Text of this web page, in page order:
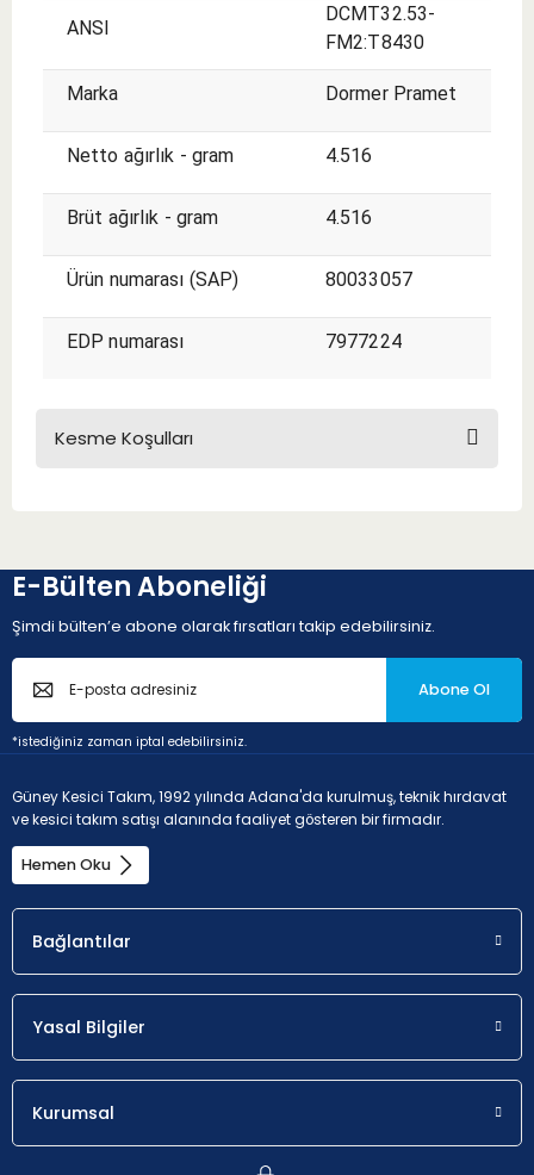
ANSI
DCMT32.53-
FM2:T8430
Marka Dormer Pramet
Netto ağırlık - gram 4.516
Brüt ağırlık - gram 4.516
Ürün numarası (SAP) 80033057
EDP numarası 7977224
Kesme Koşulları
P - Çelik ve dökme çelikler (Alaşım oranı < 10% ve
sertlik < 45HRC)
Uygunluk ap
İlk seçim.
M - Paslanmaz çelik (korozyona dayanıklı çelikler,
krom oranı > %11
Uygunluk a
1 - 2.8
E-Bülten Aboneliği
Şimdi bülten’e abone olarak fırsatları takip edebilirsiniz.
Abone Ol
*istediğiniz zaman iptal edebilirsiniz.
Güney Kesici Takım, 1992 yılında Adana'da kurulmuş, teknik hırdavat
ve kesici takım satışı alanında faaliyet gösteren bir firmadır.
Hemen Oku
Bağlantılar
Yasal Bilgiler
Kurumsal